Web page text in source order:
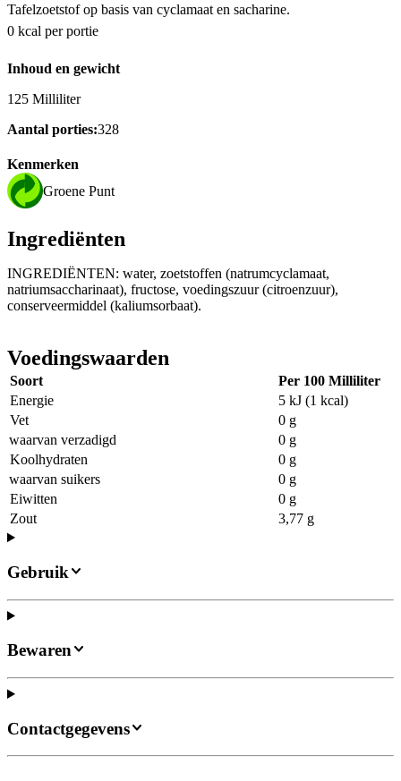
Tafelzoetstof op basis van cyclamaat en sacharine.
0 kcal per portie
Inhoud en gewicht
125 Milliliter
Aantal porties:328
Kenmerken
Groene Punt
Ingrediënten
INGREDIЁNTEN: water, zoetstoffen (natrumcyclamaat,
natriumsaccharinaat), fructose, voedingszuur (citroenzuur),
conserveermiddel (kaliumsorbaat).
Voedingswaarden
Soort
Per 100 Milliliter
Energie
5 kJ (1 kcal)
Vet
0 g
waarvan verzadigd
0 g
Koolhydraten
0 g
waarvan suikers
0 g
Eiwitten
0 g
Zout
3,77 g
Gebruik
Bewaren
Contactgegevens